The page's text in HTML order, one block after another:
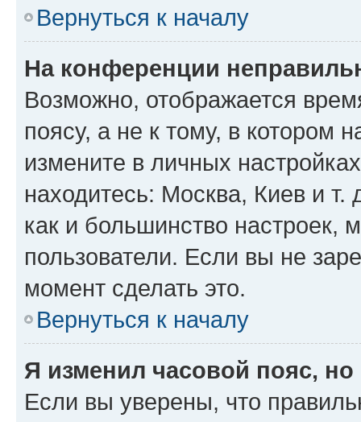
Вернуться к началу
На конференции
Возможно, отображается
поясу, а не к тому, в котором
измените в личных
находитесь: Москва, Киев и т.
как и большинство настроек,
пользователи. Если вы не
момент сделать это.
Вернуться к началу
Я изменил часовой пояс,
Если вы уверены, что